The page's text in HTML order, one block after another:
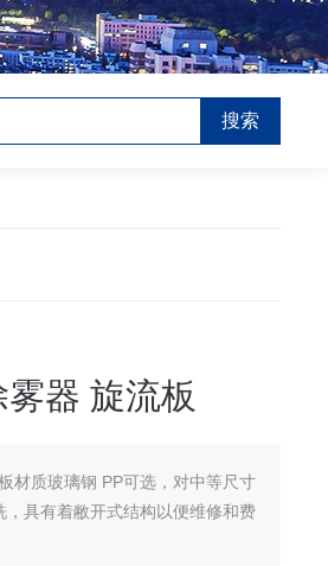
器 旋流板
材质玻璃钢 PP可选，对中等尺寸
具有着敝开式结构以便维修和费